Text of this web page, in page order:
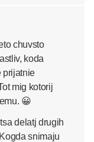
chuvsto
koda
prijatnie
mig kotorij
😀
delatj drugih
snimaju